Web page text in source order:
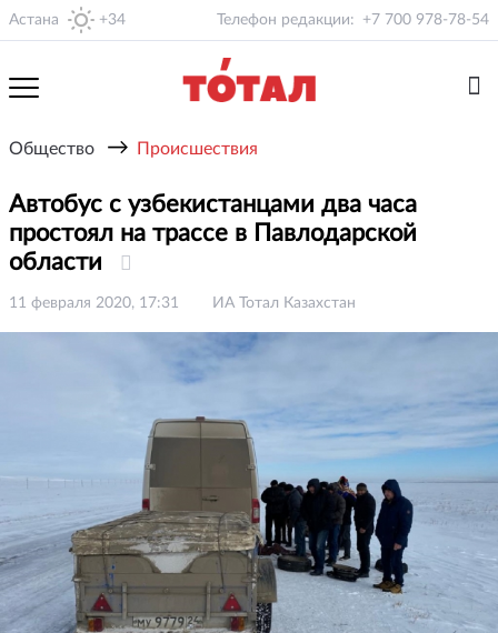
Астана +34 Телефон редакции: +7 700 978-78-54
Общество → Происшествия
Автобус с узбекистанцами два часа
простоял на трассе в Павлодарской
области
11 февраля 2020, 17:31 ИА Тотал Казахстан